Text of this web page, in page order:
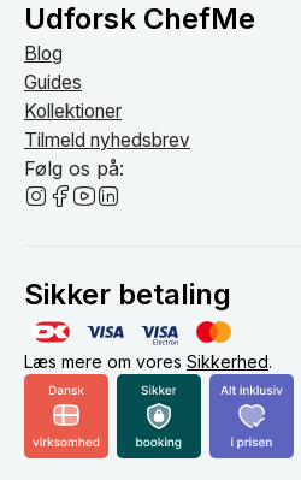
Udforsk ChefMe
Blog
Guides
Kollektioner
Tilmeld nyhedsbrev
Følg os på:
Sikker betaling
Læs mere om vores Sikkerhed.